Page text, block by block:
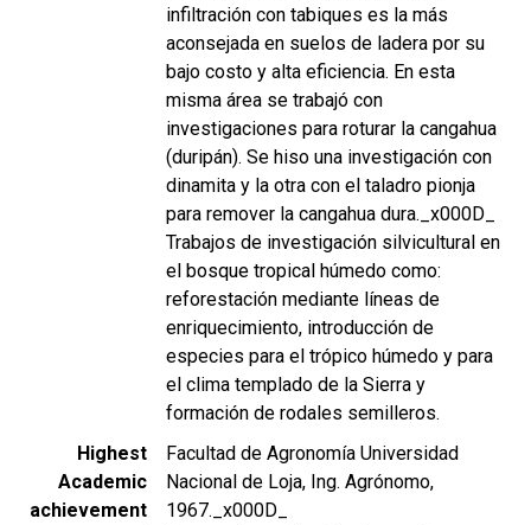
infiltración con tabiques es la más
aconsejada en suelos de ladera por su
bajo costo y alta eficiencia. En esta
misma área se trabajó con
investigaciones para roturar la cangahua
(duripán). Se hiso una investigación con
dinamita y la otra con el taladro pionja
para remover la cangahua dura._x000D_
Trabajos de investigación silvicultural en
el bosque tropical húmedo como:
reforestación mediante líneas de
enriquecimiento, introducción de
especies para el trópico húmedo y para
el clima templado de la Sierra y
formación de rodales semilleros.
Highest
Academic
achievement
Facultad de Agronomía Universidad
Nacional de Loja, Ing. Agrónomo,
1967._x000D_